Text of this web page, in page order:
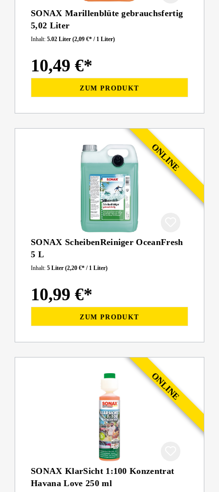
SONAX Marillenblüte gebrauchsfertig
5,02 Liter
Inhalt: 5.02 Liter (2,09 €* / 1 Liter)
10,49 €*
ZUM PRODUKT
SONAX ScheibenReiniger OceanFresh
5 L
Inhalt: 5 Liter (2,20 €* / 1 Liter)
10,99 €*
ZUM PRODUKT
SONAX KlarSicht 1:100 Konzentrat
Havana Love 250 ml